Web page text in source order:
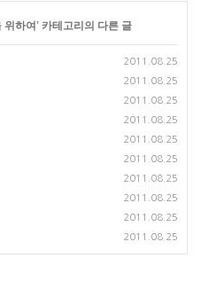
위하여 ' 카테고리의 다른 글
2011.08.25
2011.08.25
2011.08.25
2011.08.25
2011.08.25
2011.08.25
2011.08.25
2011.08.25
2011.08.25
2011.08.25